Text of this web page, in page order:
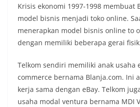
Krisis ekonomi 1997-1998 membuat
model bisnis menjadi toko online.
menerapkan model bisnis online to
dengan memiliki beberapa gerai
Telkom sendiri memiliki anak usaha
commerce bernama Blanja.com. Ini
kerja sama dengan eBay. Telkom
usaha modal ventura bernama MDI